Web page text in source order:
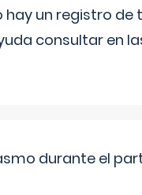
un registro
consultar en
durante el